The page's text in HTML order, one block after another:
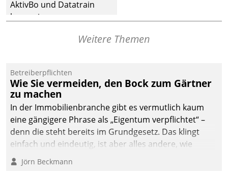
Mieteranliegen zum
Dienstleisterauftrag.
AktivBo und Datatrain
kooperieren –
profitieren: Die nahtlose
Datatrain ermöglicht
automatisiert ausgelöste,
zielgerichtete
Mieterbefragungen – eine
starke Grundlage für
intelligente,
Entscheidungen.
Weitere Themen
Betreiberpflichten
Wie Sie vermeiden, den Bock zum Gärtner
zu machen
In der Immobilienbranche gibt es vermutlich kaum
eine gängigere Phrase als „Eigentum verpflichtet“ –
denn die steht bereits im Grundgesetz. Das klingt
einfach und eindeutig, ist aber alles andere, wie
Branchenbeschäftigte wissen. Denn mit der
Verantwortung folgen Verpflichtungen.
Jörn Beckmann